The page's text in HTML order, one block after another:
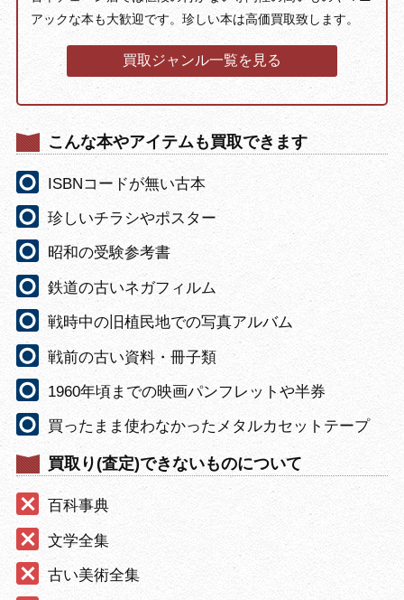
アックな本も大歓迎です。珍しい本は高価買取致します。
買取ジャンル一覧を見る
こんな本やアイテムも買取できます
ISBNコードが無い古本
珍しいチラシやポスター
昭和の受験参考書
鉄道の古いネガフィルム
戦時中の旧植民地での写真アルバム
戦前の古い資料・冊子類
1960年頃までの映画パンフレットや半券
買ったまま使わなかったメタルカセットテープ
買取り(査定)できないものについて
百科事典
文学全集
古い美術全集